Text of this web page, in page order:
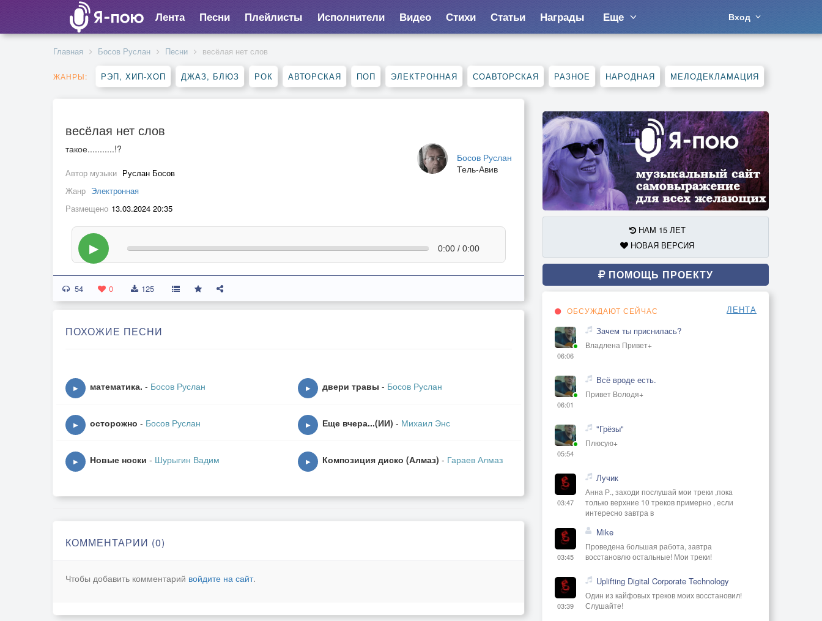
Лента Песни Плейлисты Исполнители Видео Стихи Статьи Награды Еще Вход
Главная Босов Руслан Песни весёлая нет слов
ЖАНРЫ: РЭП, ХИП-ХОП ДЖАЗ, БЛЮЗ РОК АВТОРСКАЯ ПОП ЭЛЕКТРОННАЯ СОАВТОРСКАЯ РАЗНОЕ НАРОДНАЯ МЕЛОДЕКЛАМАЦИЯ
весёлая нет слов
Босов Руслан
Тель-Авив
такое...........!?
Автор музыки Руслан Босов
Жанр Электронная
Размещено 13.03.2024 20:35
▶ 0:00 / 0:00
54 0 125
ПОХОЖИЕ ПЕСНИ
▶ математика. - Босов Руслан ▶ двери травы - Босов Руслан
▶ осторожно - Босов Руслан ▶ Еще вчера...(ИИ) - Михаил Энс
▶ Новые носки - Шурыгин Вадим ▶ Композиция диско (Алмаз) - Гараев Алмаз
КОММЕНТАРИИ (0)
Чтобы добавить комментарий войдите на сайт.
НАМ 15 ЛЕТ
НОВАЯ ВЕРСИЯ
ПОМОЩЬ ПРОЕКТУ
ОБСУЖДАЮТ СЕЙЧАС ЛЕНТА
06:06
Зачем ты приснилась?
Владлена Привет+
06:01
Всё вроде есть.
Привет Володя+
05:54
"Грёзы"
Плюсую+
03:47
Лучик
Анна Р., заходи послушай мои треки ,пока
только верхние 10 треков примерно , если
интересно завтра в
03:45
Mike
Проведена большая работа, завтра
восстановлю остальные! Мои треки!
03:39
Uplifting Digital Corporate Technology
Один из кайфовых треков моих восстановил!
Слушайте!